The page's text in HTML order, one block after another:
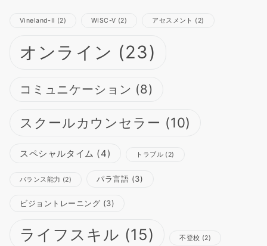
Vineland-Ⅱ (2) WISC-Ⅴ (2) アセスメント (2)
オンライン (23)
コミュニケーション (8)
スクールカウンセラー (10)
スペシャルタイム (4) トラブル (2)
バランス能力 (2) パラ言語 (3)
ビジョントレーニング (3)
ライフスキル (15) 不登校 (2)